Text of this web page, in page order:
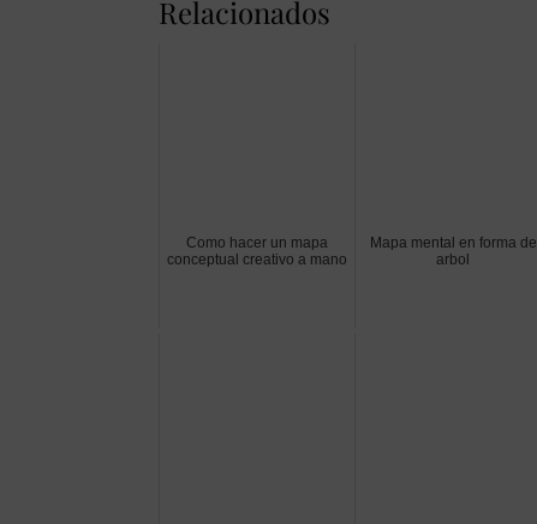
Relacionados
Como hacer un mapa
conceptual creativo a mano
Mapa mental en forma de
arbol